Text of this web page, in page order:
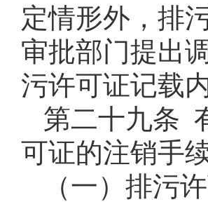
定情形外，排
审批部门提出
污许可证记载
第二十九条
可证的注销手
（一）排污